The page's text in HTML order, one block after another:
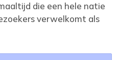
die een hele natie
verwelkomt als